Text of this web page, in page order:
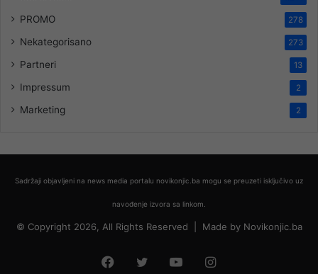
PROMO 278
Nekategorisano 273
Partneri 13
Impressum 2
Marketing 2
Sadržaji objavljeni na news media portalu novikonjic.ba mogu se preuzeti isključivo uz
navođenje izvora sa linkom.
© Copyright 2026, All Rights Reserved | Made by Novikonjic.ba
Facebook
TwitterYouTubeInstagram